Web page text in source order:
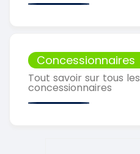
Concessionnaires
Tout savoir sur tous les
concessionnaires